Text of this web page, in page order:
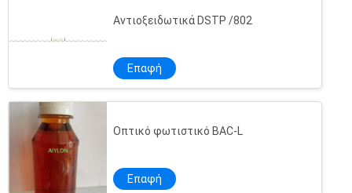
Αντιοξειδωτικά DSTP /802
Επαφή
Οπτικό φωτιστικό BAC-L
Επαφή